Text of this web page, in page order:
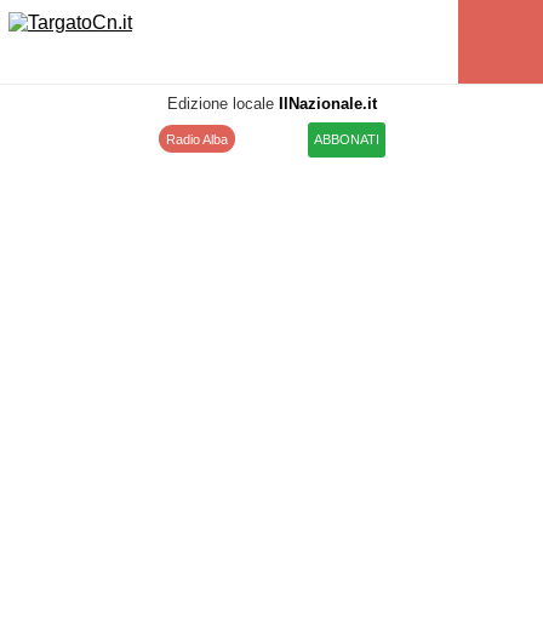
Edizione locale IlNazionale.it
Radio Alba ABBONATI